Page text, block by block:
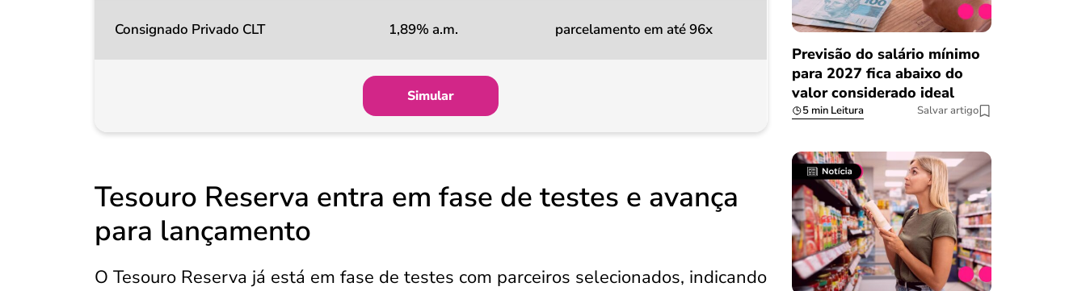
Consignado Privado CLT 1,89% a.m. parcelamento em até 96x
Simular
Tesouro Reserva entra em fase de testes e avança
para lançamento
O Tesouro Reserva já está em fase de testes com parceiros selecionados, indicando
Previsão do salário mínimo
para 2027 fica abaixo do
valor considerado ideal
5 min Leitura Salvar artigo